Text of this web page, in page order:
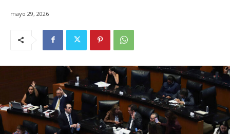
mayo 29, 2026